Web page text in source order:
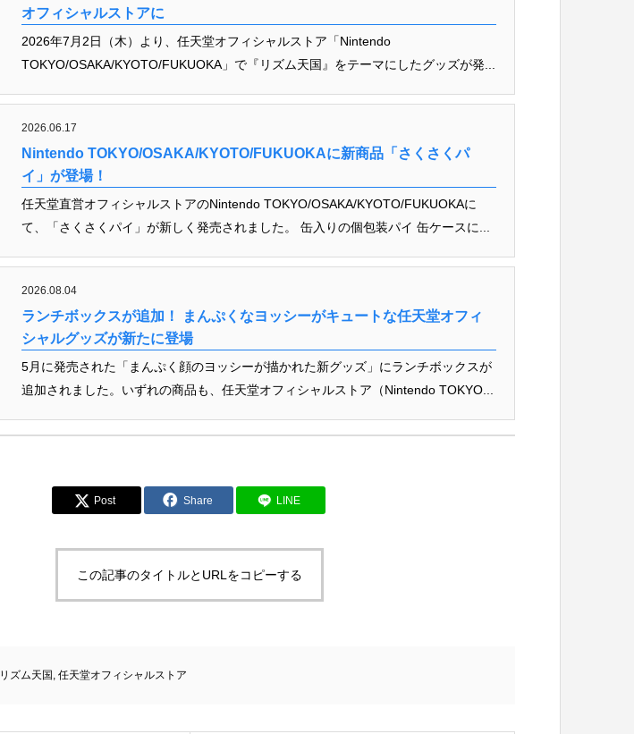
オフィシャルストアに
2026年7月2日（木）より、任天堂オフィシャルストア「Nintendo
TOKYO/OSAKA/KYOTO/FUKUOKA」で『リズム天国』をテーマにしたグッズが発...
2026.06.17
Nintendo TOKYO/OSAKA/KYOTO/FUKUOKAに新商品「さくさくパ
イ」が登場！
任天堂直営オフィシャルストアのNintendo TOKYO/OSAKA/KYOTO/FUKUOKAに
て、「さくさくパイ」が新しく発売されました。 缶入りの個包装パイ 缶ケースに...
2026.08.04
ランチボックスが追加！ まんぷくなヨッシーがキュートな任天堂オフィ
シャルグッズが新たに登場
5月に発売された「まんぷく顔のヨッシーが描かれた新グッズ」にランチボックスが
追加されました。いずれの商品も、任天堂オフィシャルストア（Nintendo TOKYO...
Post Share LINE
この記事のタイトルとURLをコピーする
リズム天国 , 任天堂オフィシャルストア